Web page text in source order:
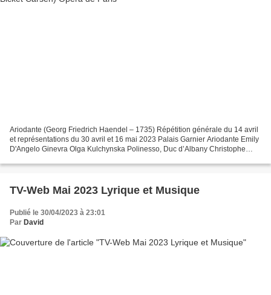
Ariodante (Georg Friedrich Haendel – 1735) Répétition générale du 14 avril
et représentations du 30 avril et 16 mai 2023 Palais Garnier Ariodante Emily
D'Angelo Ginevra Olga Kulchynska Polinesso, Duc d’Albany Christophe
TV-Web Mai 2023 Lyrique et Musique
Publié le 30/04/2023 à 23:01
Par David